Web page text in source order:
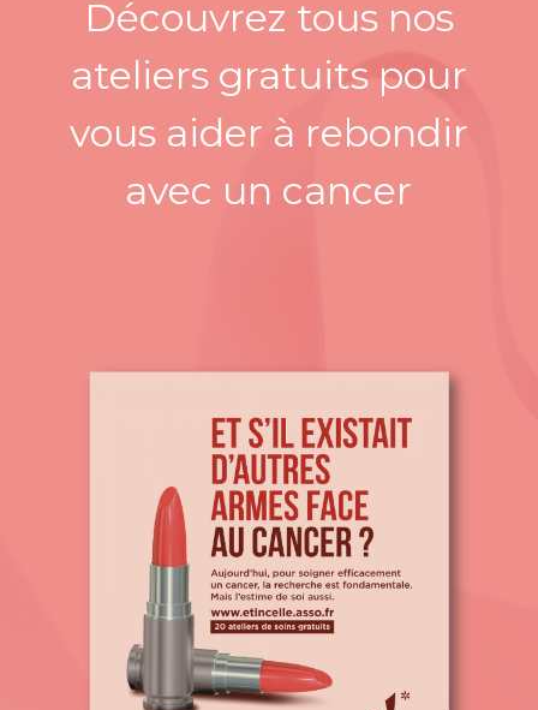
Découvrez tous nos
ateliers gratuits pour
vous aider à rebondir
avec un cancer